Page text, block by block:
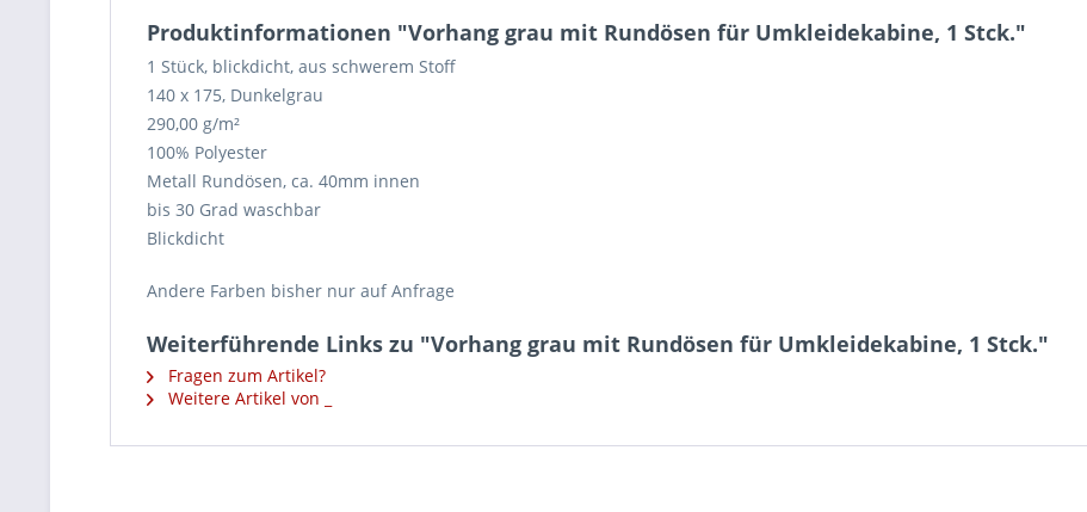
Produktinformationen "Vorhang grau mit Rundösen für Umkleidekabine, 1 Stck."
1 Stück, blickdicht, aus schwerem Stoff
140 x 175, Dunkelgrau
290,00 g/m²
100% Polyester
Metall Rundösen, ca. 40mm innen
bis 30 Grad waschbar
Blickdicht
Andere Farben bisher nur auf Anfrage
Weiterführende Links zu "Vorhang grau mit Rundösen für Umkleidekabine, 1 Stck."
Fragen zum Artikel?
Weitere Artikel von _